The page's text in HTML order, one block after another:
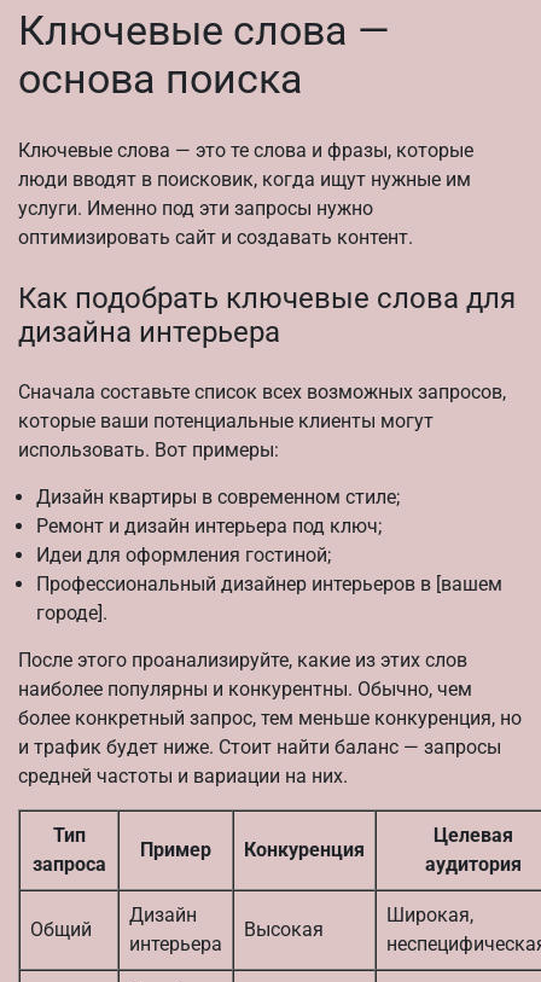
Ключевые слова —
основа поиска
Ключевые слова — это те слова и фразы, которые
люди вводят в поисковик, когда ищут нужные им
услуги. Именно под эти запросы нужно
оптимизировать сайт и создавать контент.
Как подобрать ключевые слова для
дизайна интерьера
Сначала составьте список всех возможных запросов,
которые ваши потенциальные клиенты могут
использовать. Вот примеры:
Дизайн квартиры в современном стиле;
Ремонт и дизайн интерьера под ключ;
Идеи для оформления гостиной;
Профессиональный дизайнер интерьеров в [вашем
городе].
После этого проанализируйте, какие из этих слов
наиболее популярны и конкурентны. Обычно, чем
более конкретный запрос, тем меньше конкуренция, но
и трафик будет ниже. Стоит найти баланс — запросы
средней частоты и вариации на них.
Тип
запроса
Пример Конкуренция
Целевая
аудитория
Общий
Дизайн
интерьера
Высокая
Широкая,